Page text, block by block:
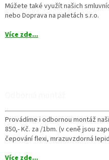
Múžete také využít našich
nebo Doprava na paletách s.r.o.
Více zde...
Provádíme i odbornou montáž
850,- Kč. za /1bm. (v ceně jsou
čepování flexi, mrazuvzdorná
Více zde...